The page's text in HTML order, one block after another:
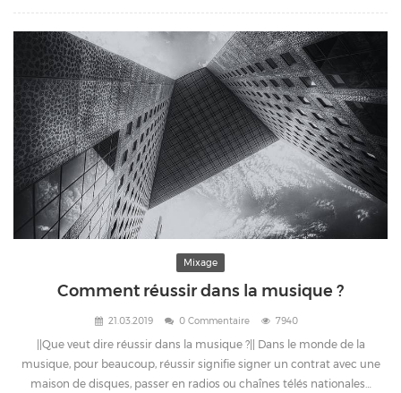
Mixage
Comment réussir dans la musique ?
21.03.2019 0 Commentaire 7940
||Que veut dire réussir dans la musique ?|| Dans le monde de la
musique, pour beaucoup, réussir signifie signer un contrat avec une
maison de disques, passer en radios ou chaînes télés nationales…